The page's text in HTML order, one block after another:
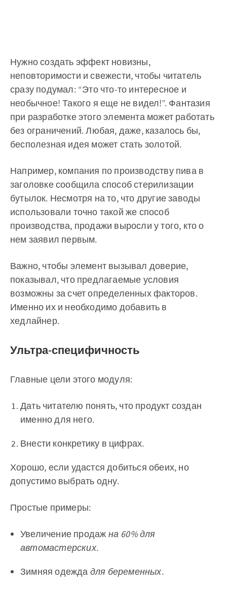
Нужно создать эффект новизны,
неповторимости и свежести, чтобы читатель
сразу подумал: “Это что-то интересное и
необычное! Такого я еще не видел!”. Фантазия
при разработке этого элемента может работать
без ограничений. Любая, даже, казалось бы,
бесполезная идея может стать золотой.
Например, компания по производству пива в
заголовке сообщила способ стерилизации
бутылок. Несмотря на то, что другие заводы
использовали точно такой же способ
производства, продажи выросли у того, кто о
нем заявил первым.
Важно, чтобы элемент вызывал доверие,
показывал, что предлагаемые условия
возможны за счет определенных факторов.
Именно их и необходимо добавить в
хедлайнер.
Ультра-специфичность
Главные цели этого модуля:
Дать читателю понять, что продукт создан
именно для него.
Внести конкретику в цифрах.
Хорошо, если удастся добиться обеих, но
допустимо выбрать одну.
Простые примеры:
Увеличение продаж на 60% для
автомастерских.
Зимняя одежда для беременных.